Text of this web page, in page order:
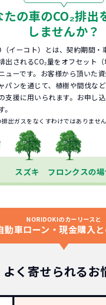
たの車のCO₂排出
しませんか？
（イーコト）とは、契約期間・
出されるCO₂量をオフセット（
ューです。お客様から頂いた
パンを通じて、植樹や間伐な
支援に用いられます。お申し
出ガスをなくすわけではありません
スズキ フロンクスの場
NORIDOKIのカーリースと
動車ローン・現金購入
よく寄せられるお